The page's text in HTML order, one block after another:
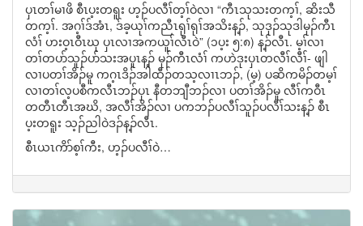
ပှၤတၢ်မၢဖိ စီၤပ့းတရူး ဟ့ၣ်ပလီၢ်တ့ၢ်ဝဲလၢ “ကီၤသုသးတက့ၢ်, ဆိးသီ
တက့ၢ်. အဂ့ၢ်ဒ်အံၤ, ဒ်ခ့ယုၢ်ကညီၤရုၢ်ရုၢ်အသိးန့ၣ်, သုဒုၣ်သုဒါမုၣ်ကီၤ
လံၢ် ဟးဝ့ၤဝီၤဃု ပှၤလၢအကယူၢ်လီၤဝဲ” (၁ပ့း ၅:၈) န့ၣ်လီၤ. မ့ၢ်လၢ
တၢ်တပာ်သူၣ်ပာ်သးအပူၤန့ၣ် မုၣ်ကီၤလံၢ် ကဟဲဒုးပှၤတလီၢ်လီၢ်- ဖျါ
လၢပတၢ်အိၣ်မူ ကဂ့ၤဒိၣ်အါထီၣ်တသ့လၢၤဘၣ်, (မ့) ပဆိကမိၣ်တမ့ၢ်
လၢတၢ်လ့ပစီကလီၤဘၣ်ပှၤ နီတဘျီဘၣ်လၢ ပတၢ်အိၣ်မူ လီၢ်ကဝီၤ
တတီၤတီၤအဃိ, အလီၢ်အိၣ်လၢ ပကဘၣ်ပလီၢ်သူၣ်ပလီၢ်သးန့ၣ် စီၤ
ပ့းတရူး သ့ၣ်ညါဝဲဒၣ်န့ၣ်လီၤ.
စီၤယၤကိာ်စ့ၢ်ကီး, ဟ့ၣ်ပလီၢ်ဝဲ…